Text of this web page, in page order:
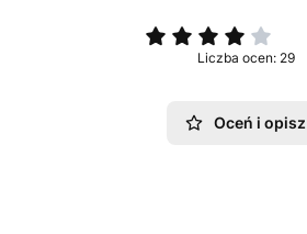
Liczba ocen: 29
Oceń i opisz